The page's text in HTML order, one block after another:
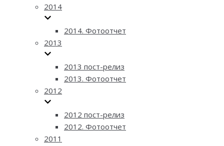
2014
2014. Фотоотчет
2013
2013 пост-релиз
2013. Фотоотчет
2012
2012 пост-релиз
2012. Фотоотчет
2011